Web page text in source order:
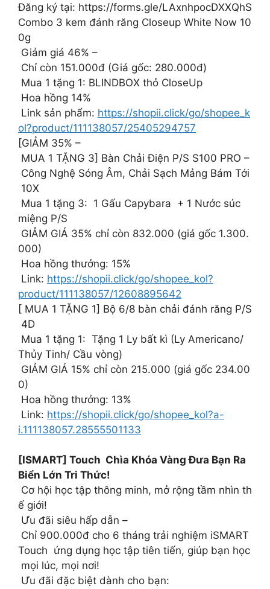
Đăng ký tại: https://forms.gle/LAxnhpocDXXQhS
Combo 3 kem đánh răng Closeup White Now 10
0g
Giảm giá 46% –
Chỉ còn 151.000đ (Giá gốc: 280.000đ)
Mua 1 tặng 1: BLINDBOX thỏ CloseUp
Hoa hồng 14%
Link sản phẩm: https://shopii.click/go/shopee_k
ol?product/111138057/25405294757
[GIẢM 35% –
MUA 1 TẶNG 3] Bàn Chải Điện P/S S100 PRO –
Công Nghệ Sóng Âm, Chải Sạch Mảng Bám Tới
10X
Mua 1 tặng 3: 1 Gấu Capybara + 1 Nước súc
miệng P/S
GIẢM GIÁ 35% chỉ còn 832.000 (giá gốc 1.300.
000)
Hoa hồng thưởng: 15%
Link: https://shopii.click/go/shopee_kol?
product/111138057/12608895642
[ MUA 1 TẶNG 1] Bộ 6/8 bàn chải đánh răng P/S
4D
Mua 1 tặng 1: Tặng 1 Ly bất kì (Ly Americano/
Thủy Tinh/ Cầu vòng)
GIẢM GIÁ 15% chỉ còn 215.000 (giá gốc 234.00
0)
Hoa hồng thưởng: 13%
Link: https://shopii.click/go/shopee_kol?a-
i.111138057.28555501133
[ISMART] Touch Chìa Khóa Vàng Đưa Bạn Ra
Biển Lớn Tri Thức!
Cơ hội học tập thông minh, mở rộng tầm nhìn th
ế giới!
Ưu đãi siêu hấp dẫn –
Chỉ 900.000đ cho 6 tháng trải nghiệm iSMART
Touch ứng dụng học tập tiên tiến, giúp bạn học
mọi lúc, mọi nơi!
Ưu đãi đặc biệt dành cho bạn: